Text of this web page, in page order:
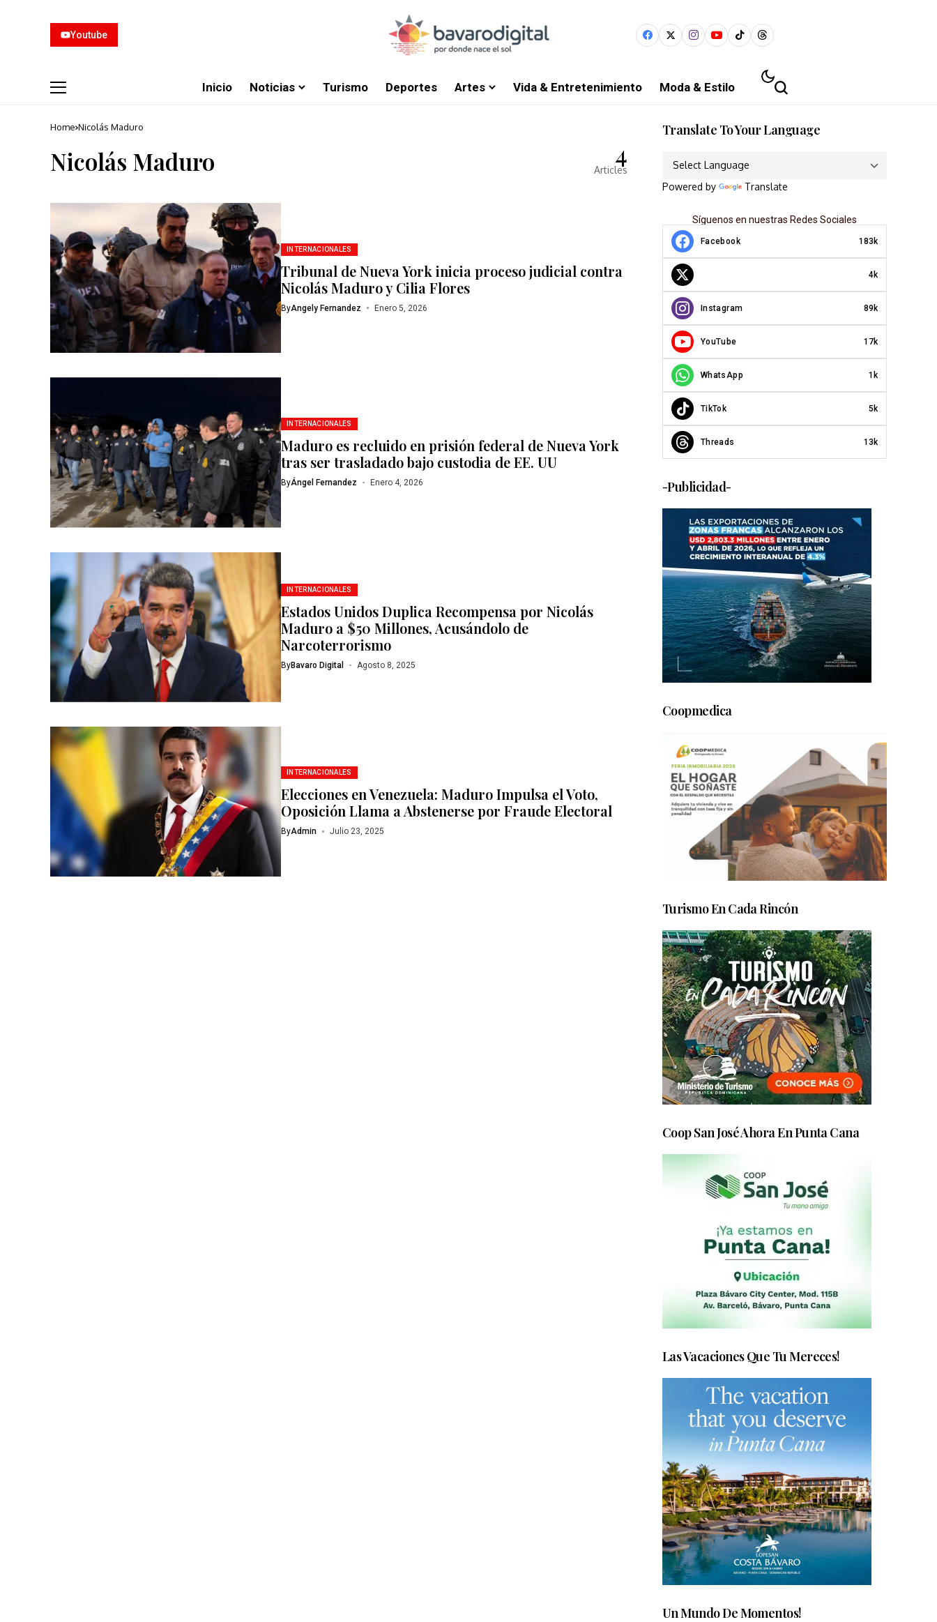
Youtube
Inicio Noticias Turismo Deportes Artes Vida & Entretenimiento Moda & Estilo
Home Nicolás Maduro
Nicolás Maduro 4
Articles
INTERNACIONALES
Tribunal de Nueva York inicia proceso judicial contra
Nicolás Maduro y Cilia Flores
ByAngely Fernandez Enero 5, 2026
INTERNACIONALES
Maduro es recluido en prisión federal de Nueva York
tras ser trasladado bajo custodia de EE. UU
ByÁngel Fernandez Enero 4, 2026
INTERNACIONALES
Estados Unidos Duplica Recompensa por Nicolás
Maduro a $50 Millones, Acusándolo de
Narcoterrorismo
ByBavaro Digital Agosto 8, 2025
INTERNACIONALES
Elecciones en Venezuela: Maduro Impulsa el Voto,
Oposición Llama a Abstenerse por Fraude Electoral
ByAdmin Julio 23, 2025
Translate To Your Language
Powered by Translate
Síguenos en nuestras Redes Sociales
Facebook 183k
4k
Instagram 89k
YouTube 17k
WhatsApp 1k
TikTok 5k
Threads 13k
-Publicidad-
Coopmedica
Turismo En Cada Rincón
Coop San José Ahora En Punta Cana
Las Vacaciones Que Tu Mereces!
Un Mundo De Momentos!